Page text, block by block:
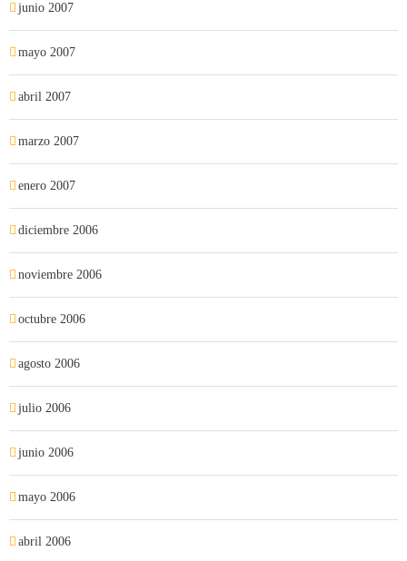
junio 2007
mayo 2007
abril 2007
marzo 2007
enero 2007
diciembre 2006
noviembre 2006
octubre 2006
agosto 2006
julio 2006
junio 2006
mayo 2006
abril 2006